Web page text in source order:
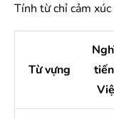
Tính từ chỉ cảm
Từ vựng